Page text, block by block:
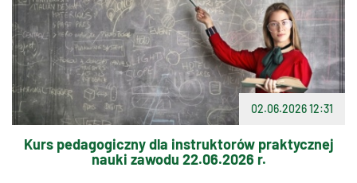
02.06.2026 12:31
Kurs pedagogiczny dla instruktorów praktycznej
nauki zawodu 22.06.2026 r.